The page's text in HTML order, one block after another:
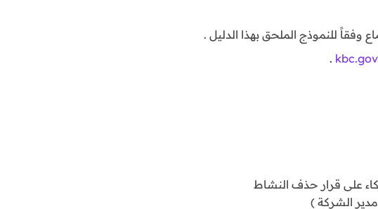
للنموذج الملحق بهذا الدليل .
.
على قرار حذف النشاط
الشركة )